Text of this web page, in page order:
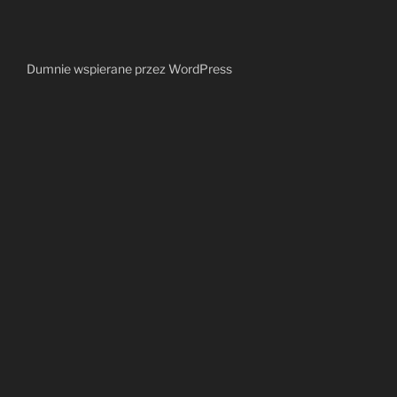
Dumnie wspierane przez WordPress